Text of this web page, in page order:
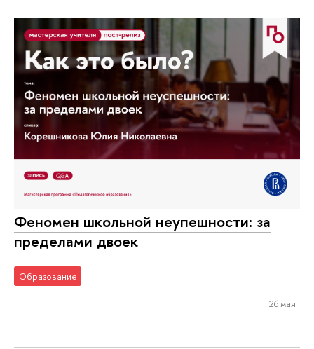
Феномен школьной неупешности: за
пределами двоек
Образование
26 мая